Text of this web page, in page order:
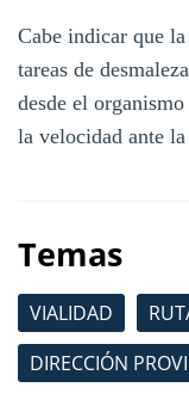
Cabe indicar que
tareas de
desde el
la velocidad ante
Temas
VIALIDAD
DIRECCIÓN